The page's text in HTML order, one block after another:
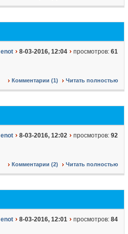
enot 8-03-2016, 12:04 просмотров: 61
Комментарии (1) Читать полностью
enot 8-03-2016, 12:02 просмотров: 92
Комментарии (2) Читать полностью
enot 8-03-2016, 12:01 просмотров: 84